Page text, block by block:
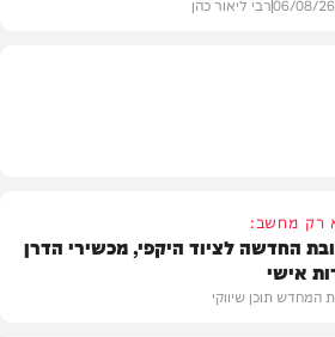
רק מחשב:
החדשה לציוד היקפי, מכשירי הדרן
אישי
המחדש תוכן שיווקי